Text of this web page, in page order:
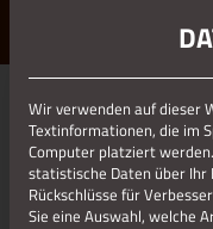
ERLEBE
01.01.1970
Wir verwenden auf dieser
Textinformationen, die im
Computer platziert
statistische Daten über Ihr
Rückschlüsse für
Sie eine Auswahl, welche